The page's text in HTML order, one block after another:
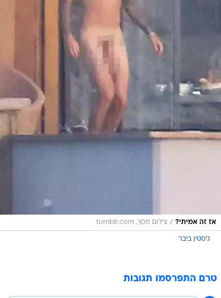
אז זה אמיתי? / צילום מסך, tumblr.com
ג'סטין ביבר
טרם התפרסמו תגובות